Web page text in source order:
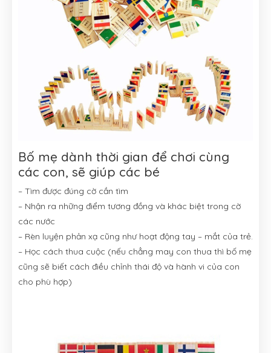
Bố mẹ dành thời gian để chơi cùng
các con, sẽ giúp các bé
– Tìm được đúng cờ cần tìm
– Nhận ra những điểm tương đồng và khác biệt trong cờ
các nước
– Rèn luyện phản xạ cũng như hoạt động tay – mắt của trẻ.
– Học cách thua cuộc (nếu chẳng may con thua thì bố mẹ
cũng sẽ biết cách điều chỉnh thái độ và hành vi của con
cho phù hợp)